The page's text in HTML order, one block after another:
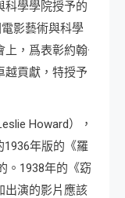
科學學院授予的
影藝術與科學
，爲表彰約翰·
越貢獻，特授予
Howard），
年版的《羅
。1938年的《窈
出演的影片應該